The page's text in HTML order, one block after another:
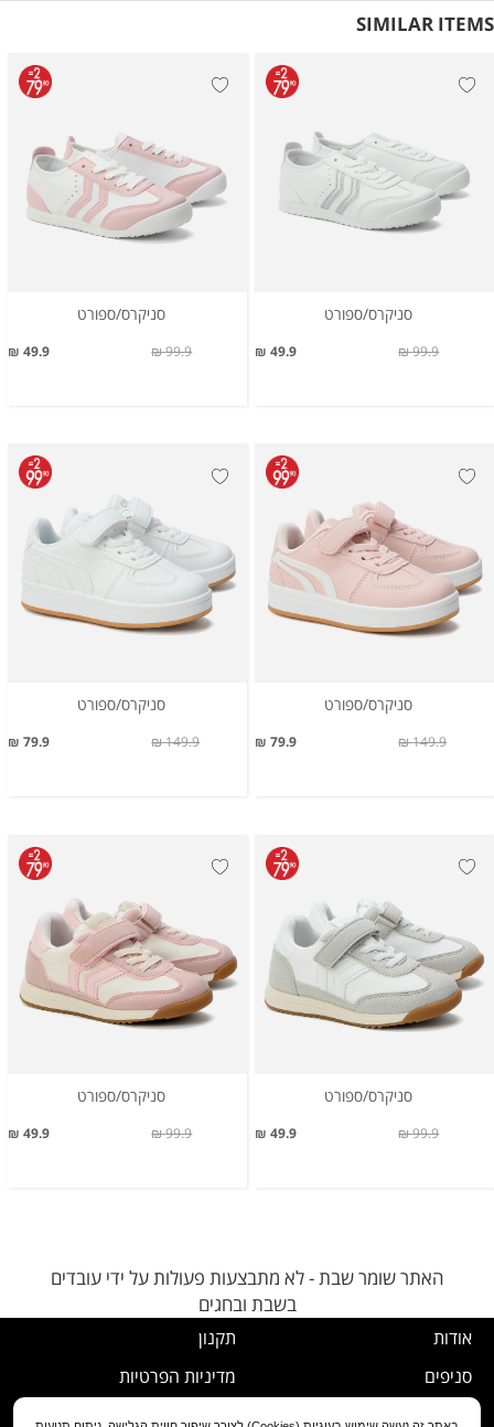
SIMILAR ITEMS
סניקרס/ספורט
49.9 ₪ 99.9 ₪
סניקרס/ספורט
49.9 ₪ 99.9 ₪
סניקרס/ספורט
79.9 ₪ 149.9 ₪
סניקרס/ספורט
79.9 ₪ 149.9 ₪
סניקרס/ספורט
49.9 ₪ 99.9 ₪
סניקרס/ספורט
49.9 ₪ 99.9 ₪
האתר שומר שבת - לא מתבצעות פעולות על ידי עובדים
בשבת ובחגים
אודות
סניפים
תקנון
מדיניות הפרטיות
נוהל ביטול עסקה